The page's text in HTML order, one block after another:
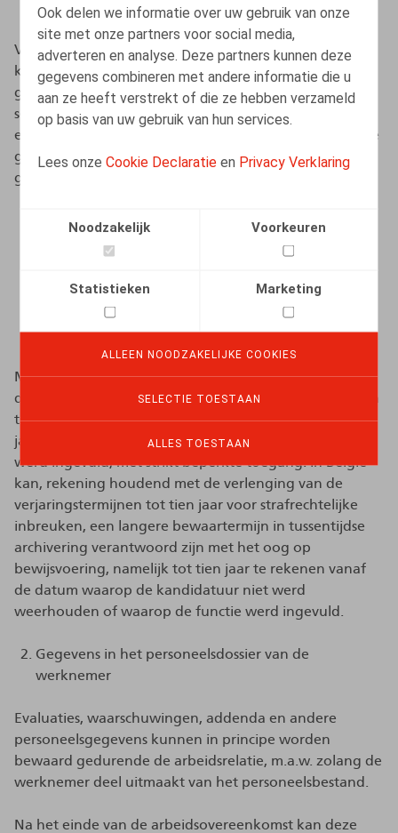
Ook delen we informatie over uw gebruik van onze
site met onze partners voor social media,
adverteren en analyse. Deze partners kunnen deze
gegevens combineren met andere informatie die u
aan ze heeft verstrekt of die ze hebben verzameld
op basis van uw gebruik van hun services.
Lees onzeCookie Declaratie en Privacy Verklaring
Noodzakelijk Voorkeuren
Statistieken Marketing
ALLEEN NOODZAKELIJKE COOKIES
SELECTIE TOESTAAN
ALLES TOESTAAN
Wervingsgegevens – niet-geselecteerde kandidaten
Voor cv’s en sollicitatiebrieven van niet-geselecteerde
kandidaten beveelt de CNIL aan deze slechts
gedurende een beperkte periode na afloop van de
selectieprocedure te bewaren, met het oog op
eventuele toekomstige opportuniteiten. Wanneer deze
gegevens worden opgenomen in een cv-databank,
geldt volgens het referentiekader het volgende:
een bewaring in de actieve databank tot maximaal
voor zover het profiel relevant blijft voor de
werkgever en de kandidaat zich hier niet tegen
heeft verzet.
Met het oog op bewijsvoering, met name bij mogelijke
discriminatiegeschillen, oppert de CNIL een bewaring in
tussentijdse archivering gedurende een termijn van vijf
jaar te rekenen vanaf de datum waarop de functie
werd ingevuld, met strikt beperkte toegang. In België
kan, rekening houdend met de verlenging van de
verjaringstermijnen tot tien jaar voor strafrechtelijke
inbreuken, een langere bewaartermijn in tussentijdse
archivering verantwoord zijn met het oog op
bewijsvoering, namelijk tot tien jaar te rekenen vanaf
de datum waarop de kandidatuur niet werd
weerhouden of waarop de functie werd ingevuld.
Gegevens in het personeelsdossier van de
werknemer
Evaluaties, waarschuwingen, addenda en andere
personeelsgegevens kunnen in principe worden
bewaard gedurende de arbeidsrelatie, m.a.w. zolang de
werknemer deel uitmaakt van het personeelsbestand.
Na het einde van de arbeidsovereenkomst kan deze